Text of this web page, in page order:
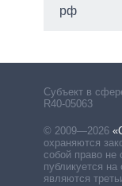
рф
Субъект в
R40-05063
© 2009—2026
охраняются
собой право не
публикуется
являются